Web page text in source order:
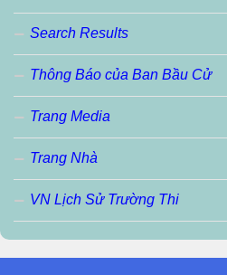
Search Results
Thông Báo của Ban Bầu Cử
Trang Media
Trang Nhà
VN Lịch Sử Trường Thi